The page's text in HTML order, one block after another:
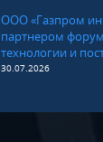
ООО «Газпром
партнером
технологии и
30.07.2026